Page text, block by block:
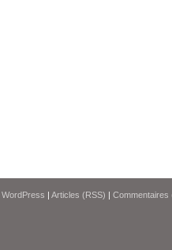
WordPress | Articles (RSS) | Commentaires